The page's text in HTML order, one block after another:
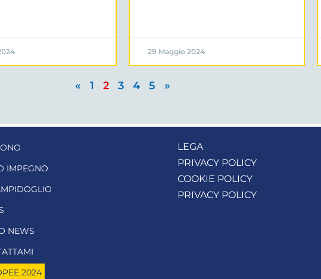
29 Maggio 2024
« 1 2 3 4 5 »
IMPEGNO
NEWS
2024
LEGA
PRIVACY POLICY
COOKIE POLICY
PRIVACY POLICY